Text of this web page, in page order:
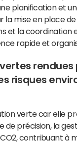
planification et
la mise en place
et la coordination
rapide et
rendues
risques
verte car elle
de précision, la
contribuant à